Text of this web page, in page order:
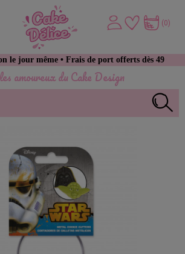
amoureux du Cake Design
même • Frais de port offerts dès 49 € d’achat
(0)